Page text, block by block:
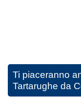
Ti piaceranno
Tartarughe da